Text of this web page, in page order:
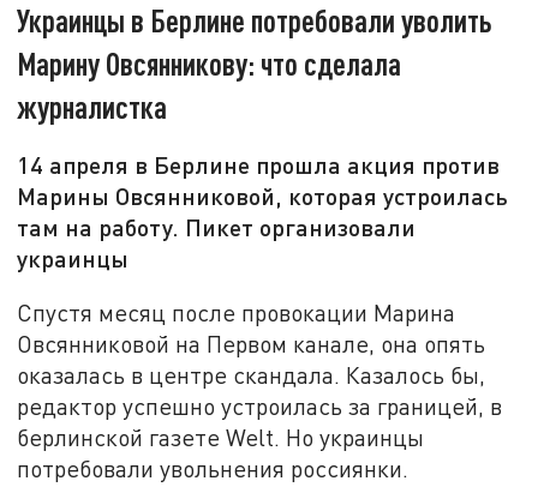
Украинцы в Берлине потребовали уволить
Марину Овсянникову: что сделала
журналистка
14 апреля в Берлине прошла акция против
Марины Овсянниковой, которая устроилась
там на работу. Пикет организовали
украинцы
Спустя месяц после провокации Марина
Овсянниковой на Первом канале, она опять
оказалась в центре скандала. Казалось бы,
редактор успешно устроилась за границей, в
берлинской газете Welt. Но украинцы
потребовали увольнения россиянки.